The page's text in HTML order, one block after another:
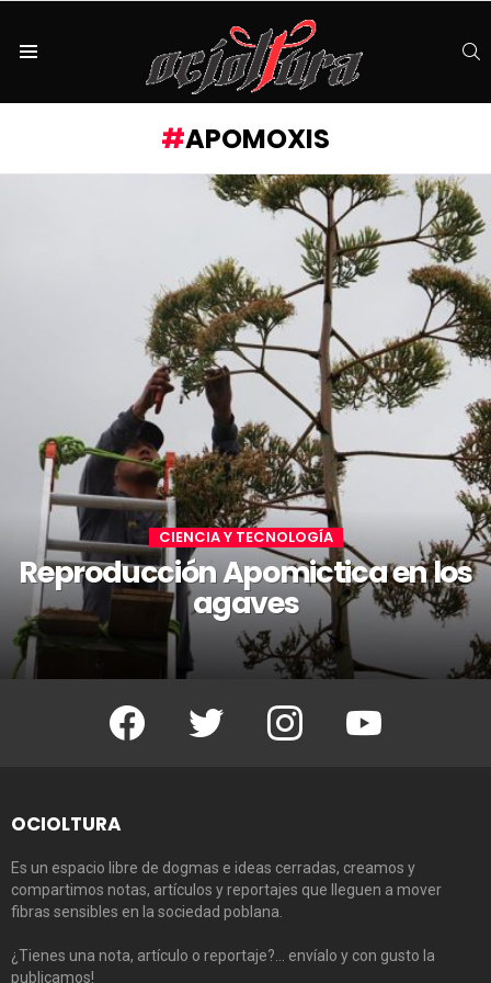
APOMOXIS
CIENCIA Y TECNOLOGÍA
Reproducción Apomictica en los
agaves
Facebook Twitter Instagram Youtube
OCIOLTURA
Es un espacio libre de dogmas e ideas cerradas, creamos y
compartimos notas, artículos y reportajes que lleguen a mover
fibras sensibles en la sociedad poblana.
¿Tienes una nota, artículo o reportaje?… envíalo y con gusto la
publicamos!